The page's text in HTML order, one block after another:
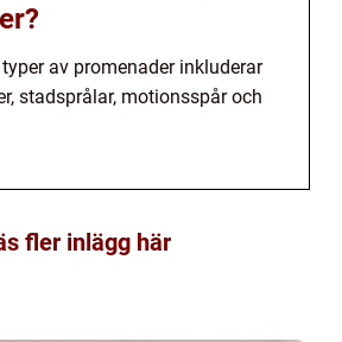
av promenader inkluderar
stadsprålar, motionsspår och
fler inlägg här